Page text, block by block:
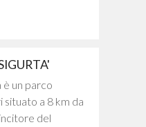
è un parco
a 8 km da
del